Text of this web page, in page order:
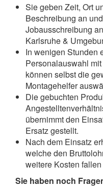
Sie geben Zeit, Ort
Beschreibung an
Jobausschreibung
Karlsruhe &
In wenigen Stunden
Personalauswahl
können selbst die
Montagehelfer
Die gebuchten
übernimmt den
Ersatz gestellt.
Nach dem Einsatz
welche den
weitere Kosten
Sie haben noch